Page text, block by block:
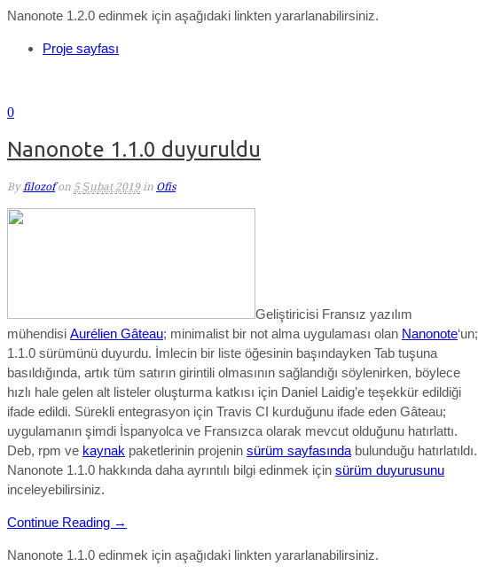
Nanonote 1.2.0 edinmek için aşağıdaki linkten yararlanabilirsiniz.
Proje sayfası
0
Nanonote 1.1.0 duyuruldu
By filozof on 5 Şubat 2019 in Ofis
Geliştiricisi Fransız yazılım
mühendisi Aurélien Gâteau; minimalist bir not alma uygulaması olan Nanonote‘un;
1.1.0 sürümünü duyurdu. İmlecin bir liste öğesinin başındayken Tab tuşuna
basıldığında, artık tüm satırın girintili olmasının sağlandığı söylenirken, böylece
hızlı hale gelen alt listeler oluşturma katkısı için Daniel Laidig’e teşekkür edildiği
ifade edildi. Sürekli entegrasyon için Travis CI kurduğunu ifade eden Gâteau;
uygulamanın şimdi İspanyolca ve Fransızca olarak mevcut olduğunu hatırlattı.
Deb, rpm ve kaynak paketlerinin projenin sürüm sayfasında bulunduğu hatırlatıldı.
Nanonote 1.1.0 hakkında daha ayrıntılı bilgi edinmek için sürüm duyurusunu
inceleyebilirsiniz.
Continue Reading →
Nanonote 1.1.0 edinmek için aşağıdaki linkten yararlanabilirsiniz.